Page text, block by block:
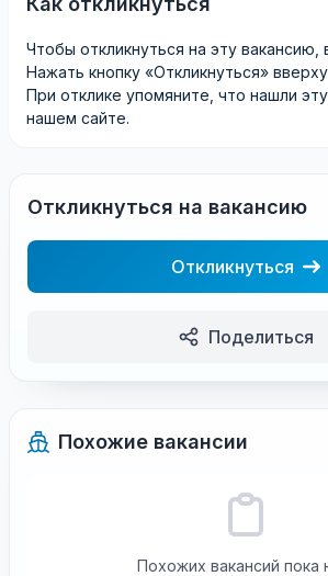
Чтобы откликнуться на эту
Нажать кнопку «Откликнуться»
При отклике упомяните, что нашли
нашем сайте.
Откликнуться на вакансию
Откликнуться
Поделиться
Похожие вакансии
Похожих вакансий пока